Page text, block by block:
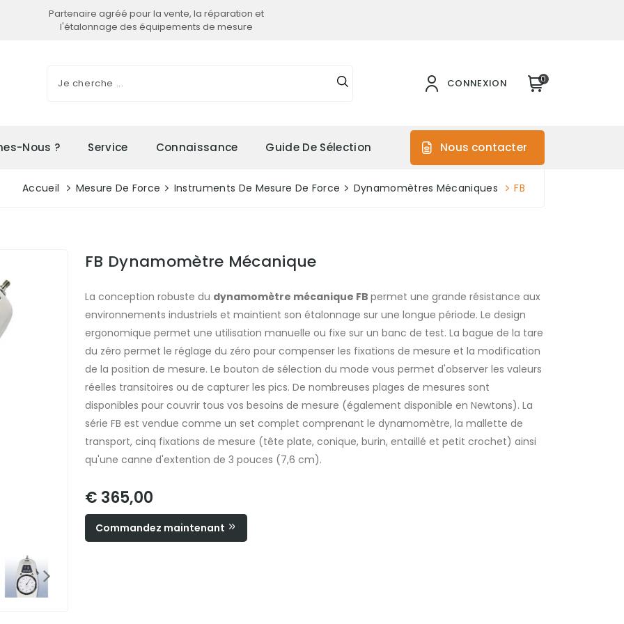
Partenaire agréé pour la vente, la réparation et
l'étalonnage des équipements de mesure
CONNEXION 0
Nous ? Service Connaissance Guide De Sélection Nous contacter
Accueil Mesure De Force Instruments De Mesure De Force Dynamomètres Mécaniques FB
FB Dynamomètre Mécanique
La conception robuste du dynamomètre mécanique FB permet une grande résistance aux
environnements industriels et maintient son étalonnage sur une longue période. Le design
ergonomique permet une utilisation manuelle ou fixe sur un banc de test. La bague de la tare
du zéro permet le réglage du zéro pour compenser les fixations de mesure et la modification
de la position de mesure. Le bouton de sélection du mode vous permet d'observer les valeurs
réelles transitoires ou de capturer les pics. De nombreuses plages de mesures sont
disponibles pour couvrir tous vos besoins de mesure (également disponible en Newtons). La
série FB est vendue comme un set complet comprenant le dynamomètre, la mallette de
transport, cinq fixations de mesure (tête plate, conique, burin, entaillé et petit crochet) ainsi
qu'une canne d'extention de 3 pouces (7,6 cm).
€ 365,00
Commandez maintenant